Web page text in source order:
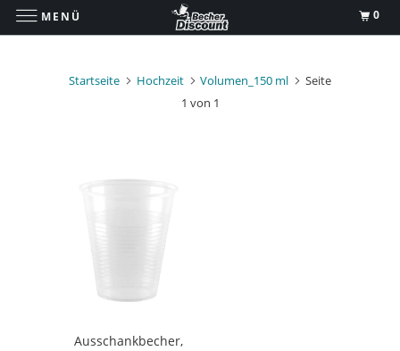
Startseite Hochzeit Volumen_150 ml
Seite
1 von 1
Ausschankbecher,
MENÜ 0